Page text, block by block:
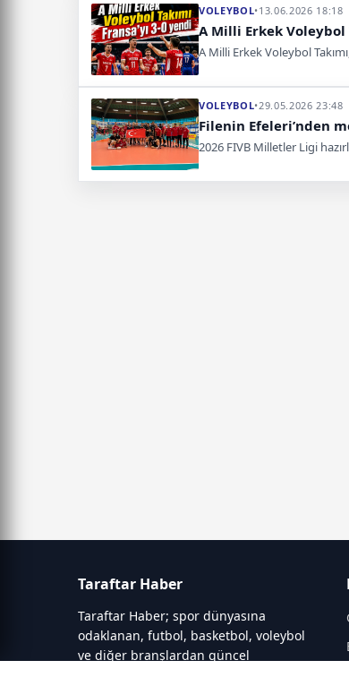
VOLEYBOL•13.06.2026 18:18
A Milli Erkek Voleybol
A Milli Erkek Voleybol
VOLEYBOL•29.05.2026 23:48
Filenin Efeleri’nden
2026 FIVB Milletler Ligi
Taraftar Haber
Taraftar Haber; spor dünyasına
odaklanan, futbol, basketbol, voleybol
ve diğer branşlardan güncel